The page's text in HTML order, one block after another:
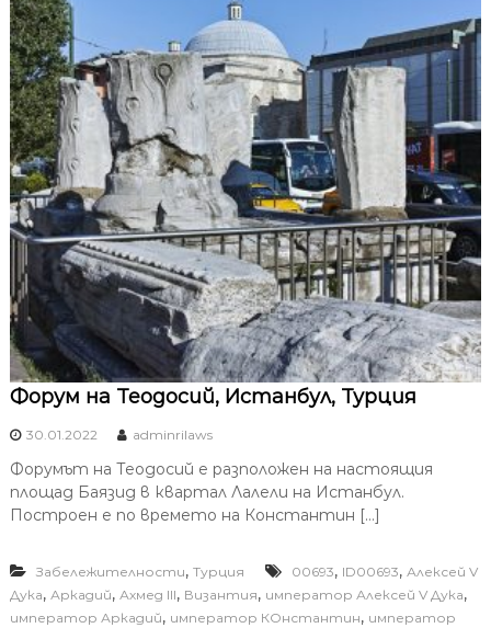
Форум на Теодосий, Истанбул, Турция
30.01.2022 adminrilaws
Форумът на Теодосий е разположен на настоящия
площад Баязид в квартал Лалели на Истанбул.
Построен е по времето на Константин […]
Забележителности, Турция 00693, ID00693, Алексей V
Дука, Аркадий, Ахмед III, Византия, император Алексей V Дука,
император Аркадий, император КОнстантин, император